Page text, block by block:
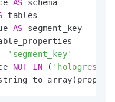
AS schema
tables
AS
'segment_key'
NOT IN ( 'hologres'